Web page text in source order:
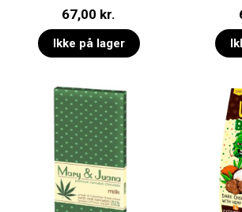
67,00 kr.
Ikke på lager